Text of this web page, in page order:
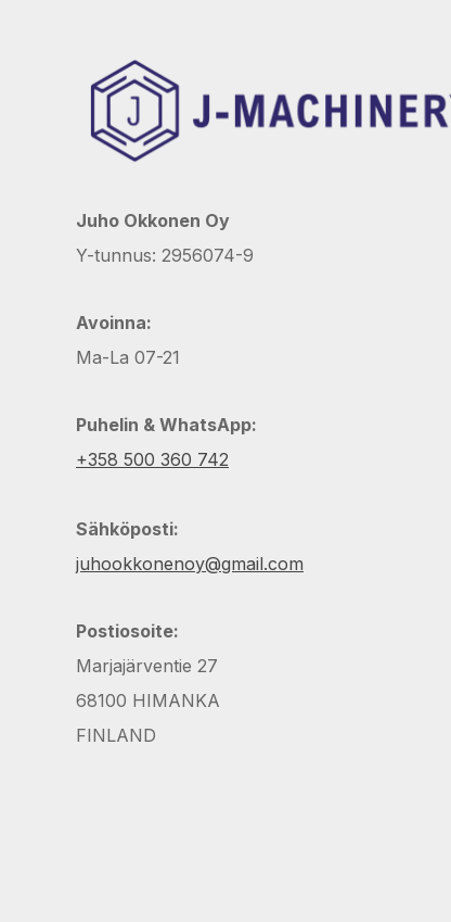
Juho Okkonen Oy
Y-tunnus: 2956074-9
Avoinna:
Ma-La 07-21
Puhelin & WhatsApp:
+358 500 360 742
Sähköposti:
juhookkonenoy@gmail.com
Postiosoite:
Marjajärventie 27
68100 HIMANKA
FINLAND